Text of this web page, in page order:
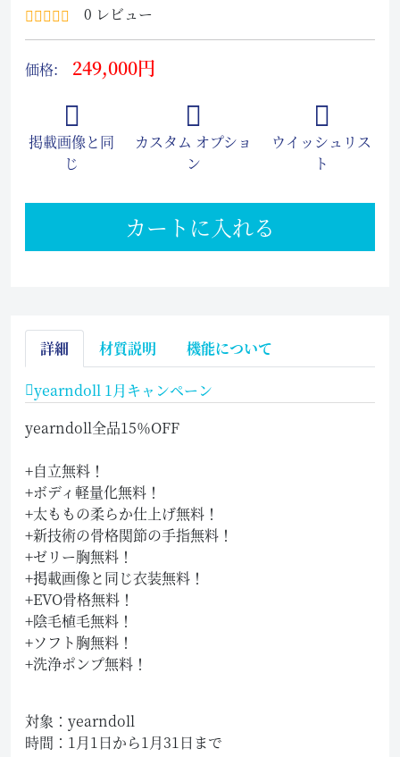
0 レビュー
価格: 249,000円
掲載画像と同
じ
カスタム オプショ
ン
ウイッシュリス
ト
カートに入れる
詳細 材質説明 機能について
yearndoll 1月キャンペーン
yearndoll全品15％OFF
+自立無料！
+ボディ軽量化無料！
+太ももの柔らか仕上げ無料！
+新技術の骨格関節の手指無料！
+ゼリー胸無料！
+掲載画像と同じ衣装無料！
+EVO骨格無料！
+陰毛植毛無料！
+ソフト胸無料！
+洗浄ポンプ無料！
対象：yearndoll
時間：1月1日から1月31日まで